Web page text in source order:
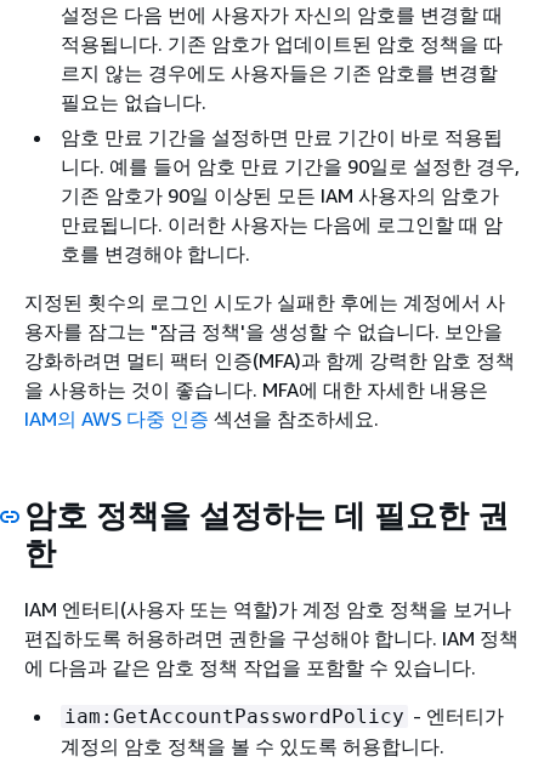
설정은 다음 번에 사용자가 자신의 암호를 변경할 때
적용됩니다. 기존 암호가 업데이트된 암호 정책을 따
르지 않는 경우에도 사용자들은 기존 암호를 변경할
필요는 없습니다.
암호 만료 기간을 설정하면 만료 기간이 바로 적용됩
니다. 예를 들어 암호 만료 기간을 90일로 설정한 경우,
기존 암호가 90일 이상된 모든 IAM 사용자의 암호가
만료됩니다. 이러한 사용자는 다음에 로그인할 때 암
호를 변경해야 합니다.
지정된 횟수의 로그인 시도가 실패한 후에는 계정에서 사
용자를 잠그는 "잠금 정책'을 생성할 수 없습니다. 보안을
강화하려면 멀티 팩터 인증(MFA)과 함께 강력한 암호 정책
을 사용하는 것이 좋습니다. MFA에 대한 자세한 내용은
IAM의 AWS 다중 인증 섹션을 참조하세요.
암호 정책을 설정하는 데 필요한 권
한
IAM 엔터티(사용자 또는 역할)가 계정 암호 정책을 보거나
편집하도록 허용하려면 권한을 구성해야 합니다. IAM 정책
에 다음과 같은 암호 정책 작업을 포함할 수 있습니다.
iam:GetAccountPasswordPolicy - 엔터티가
계정의 암호 정책을 볼 수 있도록 허용합니다.